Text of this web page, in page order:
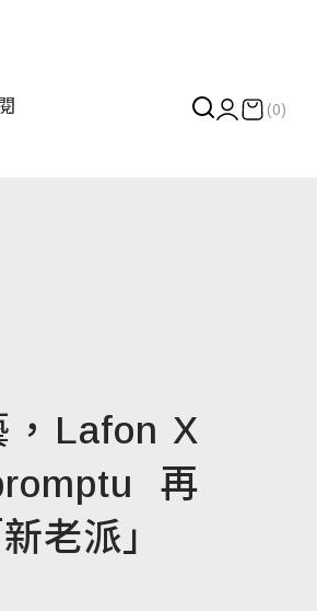
(0)
，Lafon X
再
老派」